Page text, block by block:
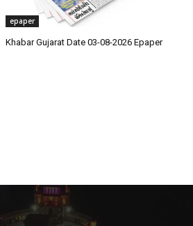
epaper
Khabar Gujarat Date 03-08-2026 Epaper